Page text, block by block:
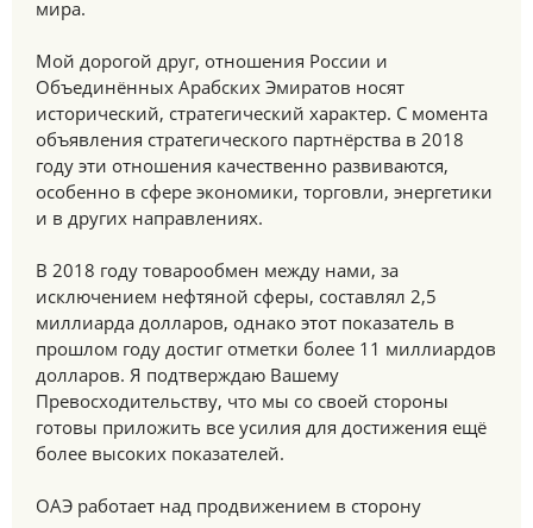
мира.
Мой дорогой друг, отношения России и
Объединённых Арабских Эмиратов носят
исторический, стратегический характер. С момента
объявления стратегического партнёрства в 2018
году эти отношения качественно развиваются,
особенно в сфере экономики, торговли, энергетики
и в других направлениях.
В 2018 году товарообмен между нами, за
исключением нефтяной сферы, составлял 2,5
миллиарда долларов, однако этот показатель в
прошлом году достиг отметки более 11 миллиардов
долларов. Я подтверждаю Вашему
Превосходительству, что мы со своей стороны
готовы приложить все усилия для достижения ещё
более высоких показателей.
ОАЭ работает над продвижением в сторону